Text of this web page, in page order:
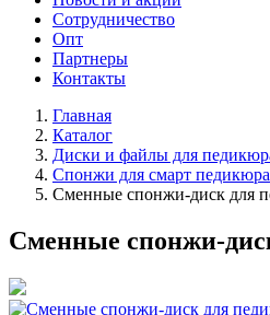
Сотрудничество
Опт
Партнеры
Контакты
Главная
Каталог
Диски и файлы для
Спонжи для смарт педикюра
Сменные спонжи-диск для
Сменные спонжи-